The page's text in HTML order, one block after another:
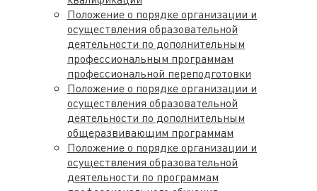
Положение о порядке организации и
осуществления образовательной
деятельности по дополнительным
профессиональным программам
профессиональной переподготовки
Положение о порядке организации и
осуществления образовательной
деятельности по дополнительным
общеразвивающим программам
Положение о порядке организации и
осуществления образовательной
деятельности по программам